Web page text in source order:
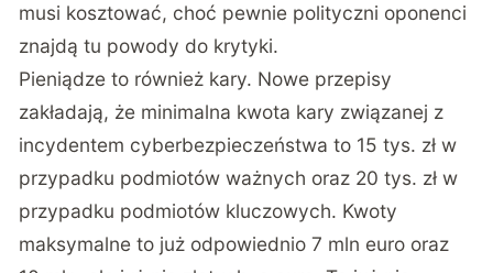
musi kosztować, choć pewnie polityczni oponenci
znajdą tu powody do krytyki.
Pieniądze to również kary. Nowe przepisy
zakładają, że minimalna kwota kary związanej z
incydentem cyberbezpieczeństwa to 15 tys. zł w
przypadku podmiotów ważnych oraz 20 tys. zł w
przypadku podmiotów kluczowych. Kwoty
maksymalne to już odpowiednio 7 mln euro oraz